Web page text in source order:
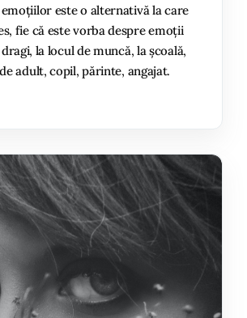
este o alternativă la care
fie că este vorba despre emoții
la locul de muncă, la școală,
adult, copil, părinte, angajat.